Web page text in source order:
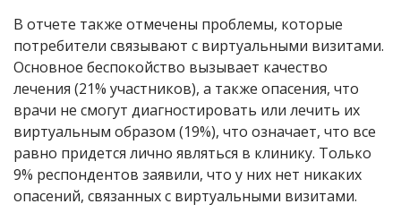
В отчете также отмечены проблемы, которые
потребители связывают с виртуальными визитами.
Основное беспокойство вызывает качество
лечения (21% участников), а также опасения, что
врачи не смогут диагностировать или лечить их
виртуальным образом (19%), что означает, что все
равно придется лично являться в клинику. Только
9% респондентов заявили, что у них нет никаких
опасений, связанных с виртуальными визитами.